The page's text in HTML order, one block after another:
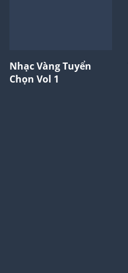
Nhạc Vàng Tuyển
Chọn Vol 1